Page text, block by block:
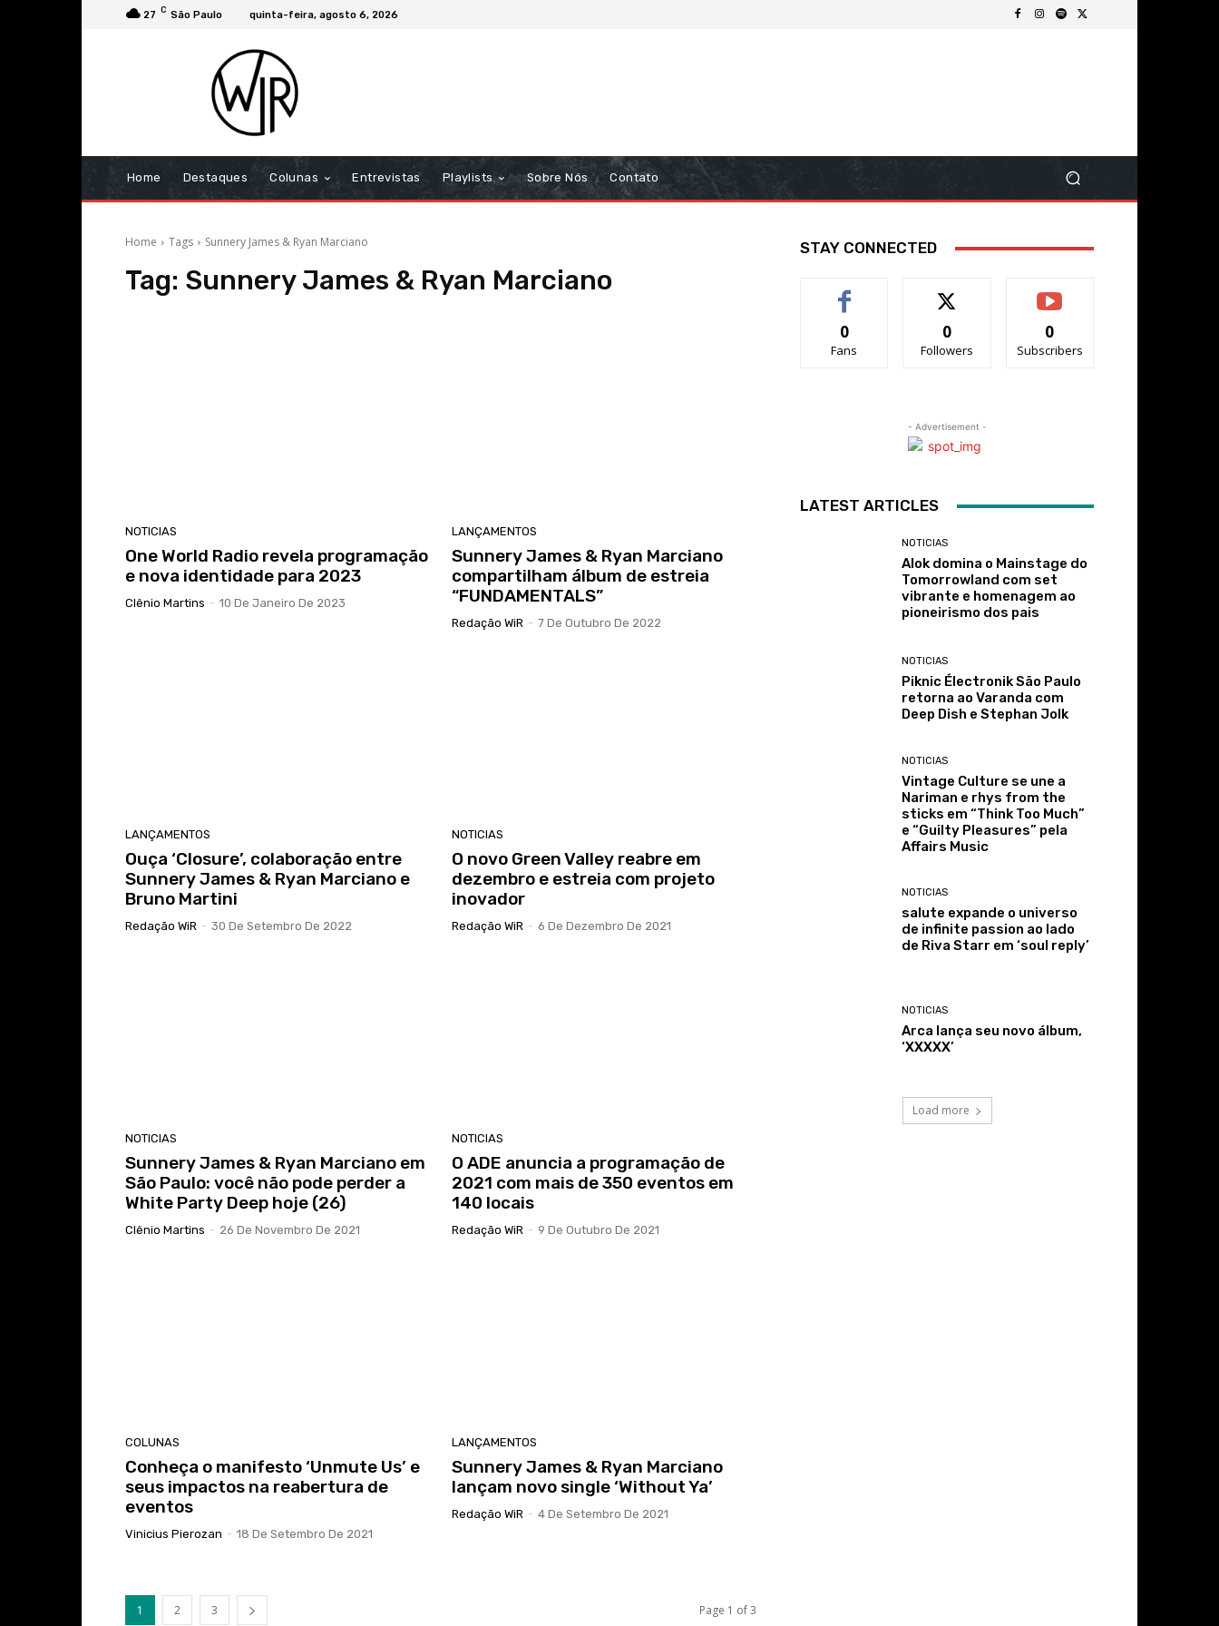
27 C São Paulo quinta-feira, agosto 6, 2026
Home Destaques Colunas Entrevistas Playlists Sobre Nós Contato
Home Tags Sunnery James & Ryan Marciano
Tag: Sunnery James & Ryan Marciano
NOTICIAS
One World Radio revela programação
e nova identidade para 2023
Clênio Martins - 10 De Janeiro De 2023
LANÇAMENTOS
Sunnery James & Ryan Marciano
compartilham álbum de estreia
“FUNDAMENTALS”
Redação WiR - 7 De Outubro De 2022
LANÇAMENTOS
Ouça ‘Closure’, colaboração entre
Sunnery James & Ryan Marciano e
Bruno Martini
Redação WiR - 30 De Setembro De 2022
NOTICIAS
O novo Green Valley reabre em
dezembro e estreia com projeto
inovador
Redação WiR - 6 De Dezembro De 2021
NOTICIAS
Sunnery James & Ryan Marciano em
São Paulo: você não pode perder a
White Party Deep hoje (26)
Clênio Martins - 26 De Novembro De 2021
NOTICIAS
O ADE anuncia a programação de
2021 com mais de 350 eventos em
140 locais
Redação WiR - 9 De Outubro De 2021
COLUNAS
Conheça o manifesto ‘Unmute Us’ e
seus impactos na reabertura de
eventos
Vinicius Pierozan - 18 De Setembro De 2021
LANÇAMENTOS
Sunnery James & Ryan Marciano
lançam novo single ‘Without Ya’
Redação WiR - 4 De Setembro De 2021
1 2 3 Page 1 of 3
STAY CONNECTED
0
Fans
0
Followers
0
Subscribers
- Advertisement -
LATEST ARTICLES
NOTICIAS
Alok domina o Mainstage do
Tomorrowland com set
vibrante e homenagem ao
pioneirismo dos pais
NOTICIAS
Piknic Électronik São Paulo
retorna ao Varanda com
Deep Dish e Stephan Jolk
NOTICIAS
Vintage Culture se une a
Nariman e rhys from the
sticks em “Think Too Much”
e “Guilty Pleasures” pela
Affairs Music
NOTICIAS
salute expande o universo
de infinite passion ao lado
de Riva Starr em ‘soul reply’
NOTICIAS
Arca lança seu novo álbum,
‘XXXXX’
Load more